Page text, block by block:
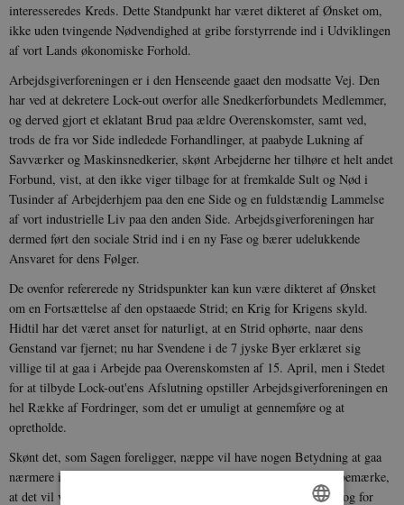
interesseredes Kreds. Dette Standpunkt har været dikteret af Ønsket om,
ikke uden tvingende Nødvendighed at gribe forstyrrende ind i Udviklingen
af vort Lands økonomiske Forhold.
Arbejdsgiverforeningen er i den Henseende gaaet den modsatte Vej. Den
har ved at dekretere Lock-out overfor alle Snedkerforbundets Medlemmer,
og derved gjort et eklatant Brud paa ældre Overenskomster, samt ved,
trods de fra vor Side indledede Forhandlinger, at paabyde Lukning af
Savværker og Maskinsnedkerier, skønt Arbejderne her tilhøre et helt andet
Forbund, vist, at den ikke viger tilbage for at fremkalde Sult og Nød i
Tusinder af Arbejderhjem paa den ene Side og en fuldstændig Lammelse
af vort industrielle Liv paa den anden Side. Arbejdsgiverforeningen har
dermed ført den sociale Strid ind i en ny Fase og bærer udelukkende
Ansvaret for dens Følger.
De ovenfor refererede ny Stridspunkter kan kun være dikteret af Ønsket
om en Fortsættelse af den opstaaede Strid; en Krig for Krigens skyld.
Hidtil har det været anset for naturligt, at en Strid ophørte, naar dens
Genstand var fjernet; nu har Svendene i de 7 jyske Byer erklæret sig
villige til at gaa i Arbejde paa Overenskomsten af 15. April, men i Stedet
for at tilbyde Lock-out'ens Afslutning opstiller Arbejdsgiverforeningen en
hel Række af Fordringer, som det er umuligt at gennemføre og at
opretholde.
Skønt det, som Sagen foreligger, næppe vil have nogen Betydning at gaa
nærmere ind paa de nævnte ny Stridsspørgsmaal, skal man dog bemærke,
at det vil være ganske umuligt baade for Arbejdsgiverforeningen og for